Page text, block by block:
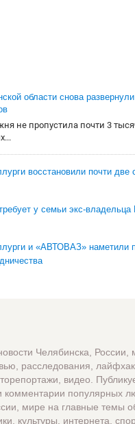
области снова
не пропустила почти 3
восстановили почти две
требует у семьи экс-
и «АВТОВАЗ» наметили
Челябинска, России,
расследования,
видео.
комментарии популярных
мире на главные темы
культуры, интернета,